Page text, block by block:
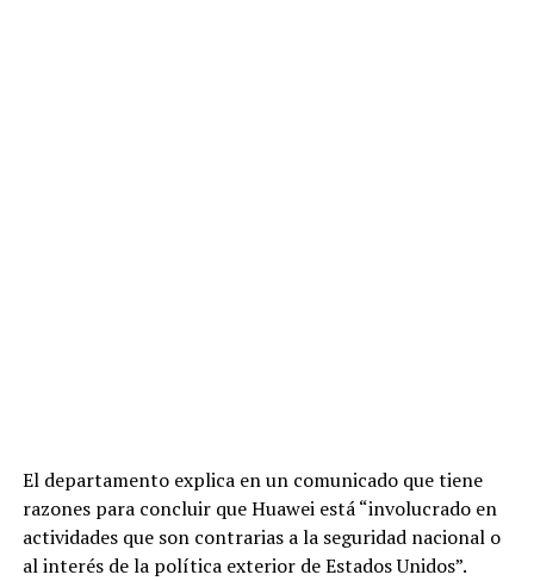
El departamento explica en un comunicado que tiene
razones para concluir que Huawei está “involucrado en
actividades que son contrarias a la seguridad nacional o
al interés de la política exterior de Estados Unidos”.